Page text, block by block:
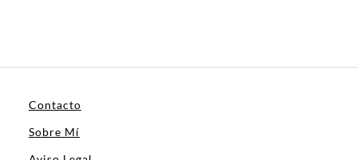
Contacto
Sobre Mí